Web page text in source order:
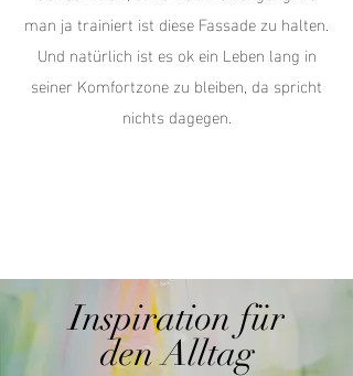
man ja trainiert ist diese Fassade zu halten.
Und natürlich ist es ok ein Leben lang in
seiner Komfortzone zu bleiben, da spricht
nichts dagegen.
Inspiration für
den Alltag